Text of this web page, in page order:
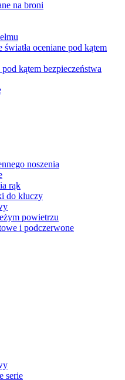
na broni
oceniane pod kątem
pod kątem bezpieczeństwa
noszenia
rąk
do kluczy
powietrzu
i podczerwone
serie